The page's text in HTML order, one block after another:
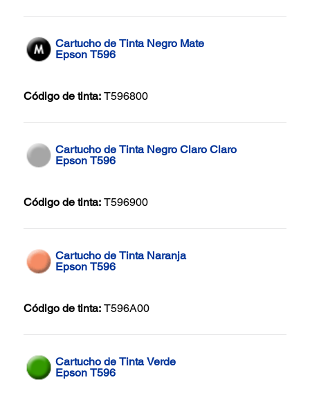
Cartucho de Tinta Negro Mate
Epson T596
Código de tinta: T596800
Cartucho de Tinta Negro Claro Claro
Epson T596
Código de tinta: T596900
Cartucho de Tinta Naranja
Epson T596
Código de tinta: T596A00
Cartucho de Tinta Verde
Epson T596